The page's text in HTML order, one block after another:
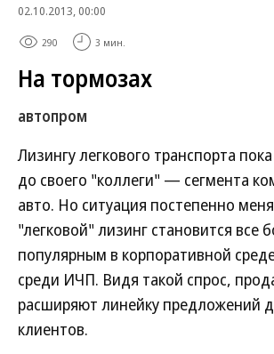
02.10.2013, 00:00
290 3 мин.
На тормозах
автопром
Лизингу легкового транспорта
до своего "коллеги" — сегмента
авто. Но ситуация постепенно
"легковой" лизинг становится все
популярным в корпоративной
среди ИЧП. Видя такой спрос,
расширяют линейку предложений
клиентов.